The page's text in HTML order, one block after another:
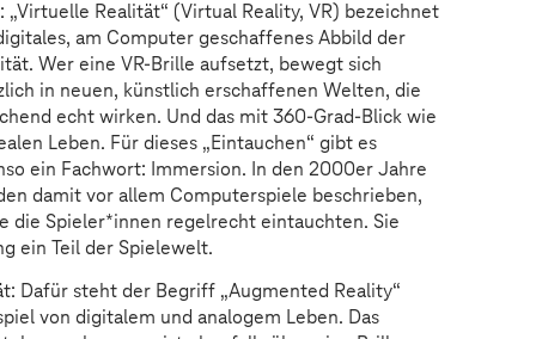
„Virtuelle Realität“ (Virtual Reality, VR) bezeichnet
am Computer geschaffenes Abbild der
Wer eine VR-Brille aufsetzt, bewegt sich
in neuen, künstlich erschaffenen Welten, die
echt wirken. Und das mit 360-Grad-Blick wie
Leben. Für dieses „Eintauchen“ gibt es
ein Fachwort: Immersion. In den 2000er Jahre
damit vor allem Computerspiele beschrieben,
die Spieler*innen regelrecht eintauchten. Sie
ein Teil der Spielewelt.
Dafür steht der Begriff „Augmented Reality“
von digitalem und analogem Leben. Das